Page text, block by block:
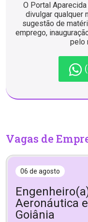
O Portal
divulgar qualquer
sugestão de
emprego,
pelo
Vagas de
06 de agosto
Aeronáutica
Goiânia